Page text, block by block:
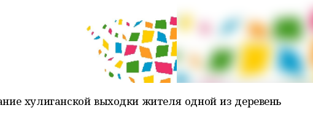
хулиганской выходки жителя одной из деревень